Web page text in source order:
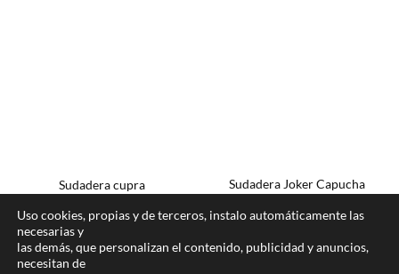
Sudadera cupra
Sudadera Joker Capucha
31,00€–33,00€ IVA incluido
Uso cookies, propias y de terceros, instalo automáticamente las
necesarias y
las demás, que personalizan el contenido, publicidad y anuncios,
necesitan de